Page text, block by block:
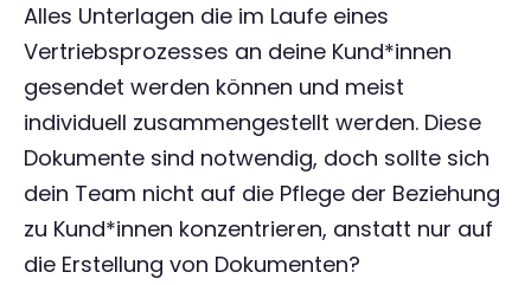
Alles Unterlagen die im Laufe eines
Vertriebsprozesses an deine Kund*innen
gesendet werden können und meist
individuell zusammengestellt werden. Diese
Dokumente sind notwendig, doch sollte sich
dein Team nicht auf die Pflege der Beziehung
zu Kund*innen konzentrieren, anstatt nur auf
die Erstellung von Dokumenten?